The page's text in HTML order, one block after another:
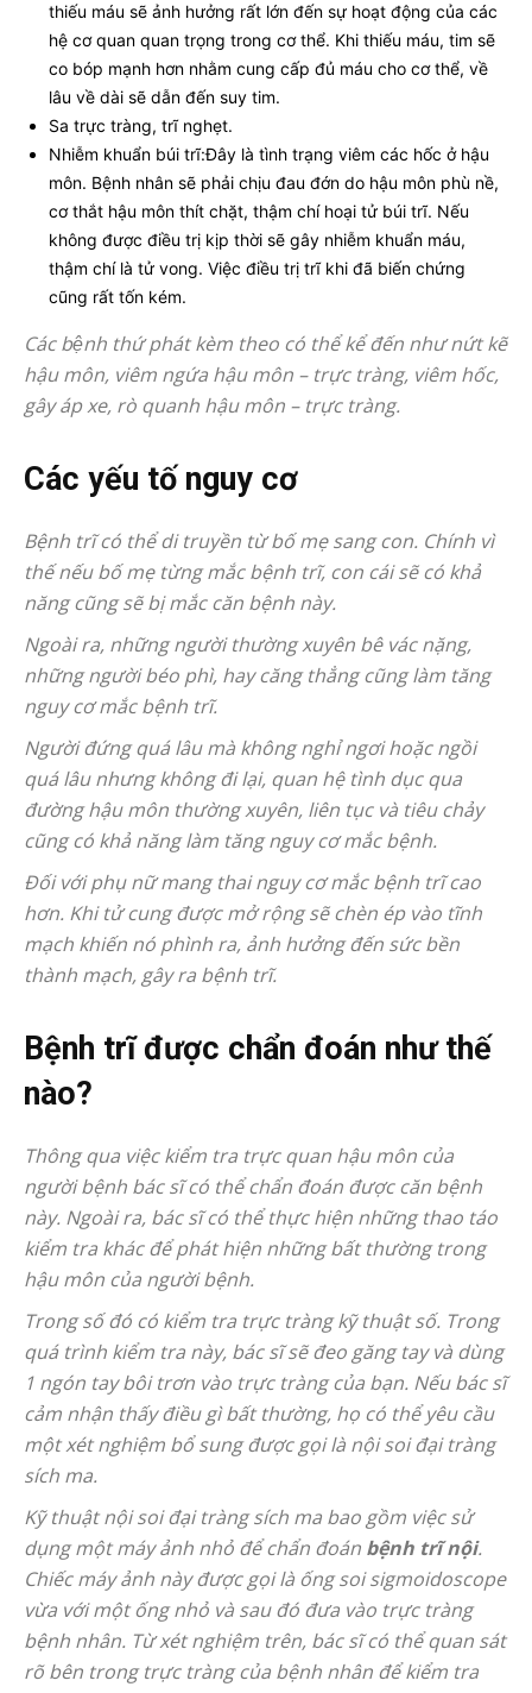
thiếu máu sẽ ảnh hưởng rất lớn đến sự hoạt động của các
hệ cơ quan quan trọng trong cơ thể. Khi thiếu máu, tim sẽ
co bóp mạnh hơn nhằm cung cấp đủ máu cho cơ thể, về
lâu về dài sẽ dẫn đến suy tim.
Sa trực tràng, trĩ nghẹt.
Nhiễm khuẩn búi trĩ:Đây là tình trạng viêm các hốc ở hậu
môn. Bệnh nhân sẽ phải chịu đau đớn do hậu môn phù nề,
cơ thắt hậu môn thít chặt, thậm chí hoại tử búi trĩ. Nếu
không được điều trị kịp thời sẽ gây nhiễm khuẩn máu,
thậm chí là tử vong. Việc điều trị trĩ khi đã biến chứng
cũng rất tốn kém.
Các bệnh thứ phát kèm theo có thể kể đến như nứt kẽ
hậu môn, viêm ngứa hậu môn – trực tràng, viêm hốc,
gây áp xe, rò quanh hậu môn – trực tràng.
Các yếu tố nguy cơ
Bệnh trĩ có thể di truyền từ bố mẹ sang con. Chính vì
thế nếu bố mẹ từng mắc bệnh trĩ, con cái sẽ có khả
năng cũng sẽ bị mắc căn bệnh này.
Ngoài ra, những người thường xuyên bê vác nặng,
những người béo phì, hay căng thẳng cũng làm tăng
nguy cơ mắc bệnh trĩ.
Người đứng quá lâu mà không nghỉ ngơi hoặc ngồi
quá lâu nhưng không đi lại, quan hệ tình dục qua
đường hậu môn thường xuyên, liên tục và tiêu chảy
cũng có khả năng làm tăng nguy cơ mắc bệnh.
Đối với phụ nữ mang thai nguy cơ mắc bệnh trĩ cao
hơn. Khi tử cung được mở rộng sẽ chèn ép vào tĩnh
mạch khiến nó phình ra, ảnh hưởng đến sức bền
thành mạch, gây ra bệnh trĩ.
Bệnh trĩ được chẩn đoán như thế
nào?
Thông qua việc kiểm tra trực quan hậu môn của
người bệnh bác sĩ có thể chẩn đoán được căn bệnh
này. Ngoài ra, bác sĩ có thể thực hiện những thao táo
kiểm tra khác để phát hiện những bất thường trong
hậu môn của người bệnh.
Trong số đó có kiểm tra trực tràng kỹ thuật số. Trong
quá trình kiểm tra này, bác sĩ sẽ đeo găng tay và dùng
1 ngón tay bôi trơn vào trực tràng của bạn. Nếu bác sĩ
cảm nhận thấy điều gì bất thường, họ có thể yêu cầu
một xét nghiệm bổ sung được gọi là nội soi đại tràng
sích ma.
Kỹ thuật nội soi đại tràng sích ma bao gồm việc sử
dụng một máy ảnh nhỏ để chẩn đoán bệnh trĩ nội.
Chiếc máy ảnh này được gọi là ống soi sigmoidoscope
vừa với một ống nhỏ và sau đó đưa vào trực tràng
bệnh nhân. Từ xét nghiệm trên, bác sĩ có thể quan sát
rõ bên trong trực tràng của bệnh nhân để kiểm tra